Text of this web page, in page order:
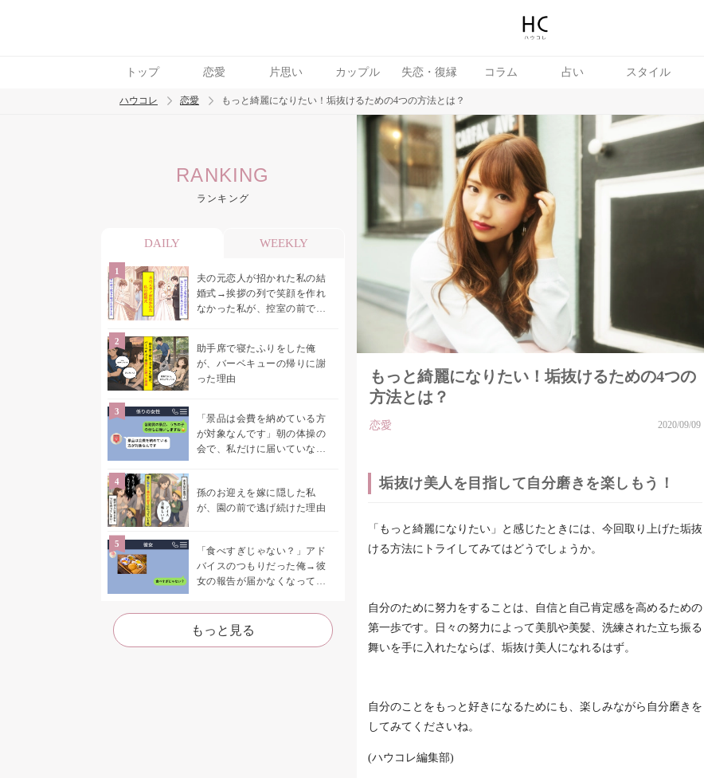
トップ 恋愛 片思い カップル 失恋・復縁 コラム 占い スタイル
トレンド ワード
ハウコレ 恋愛 もっと綺麗になりたい！垢抜けるための4つの方法とは？
RANKING
ランキング
DAILY WEEKLY
夫の元恋人が招かれた私の結
婚式→挨拶の列で笑顔を作れ
なかった私が、控室の前で彼
助手席で寝たふりをした俺
が、バーベキューの帰りに謝
った理由
「景品は会費を納めている方
が対象なんです」朝の体操の
会で、私だけに届いていなか
孫のお迎えを嫁に隠した私
が、園の前で逃げ続けた理由
「食べすぎじゃない？」アド
バイスのつもりだった俺→彼
女の報告が届かなくなって、
た
もっと見る
もっと綺麗になりたい！垢抜けるための4つの
方法とは？
恋愛 2020/09/09
垢抜け美人を目指して自分磨きを楽しもう！
「もっと綺麗になりたい」と感じたときには、今回取り上げた垢抜
ける方法にトライしてみてはどうでしょうか。
自分のために努力をすることは、自信と自己肯定感を高めるための
第一歩です。日々の努力によって美肌や美髪、洗練された立ち振る
舞いを手に入れたならば、垢抜け美人になれるはず。
自分のことをもっと好きになるためにも、楽しみながら自分磨きを
してみてくださいね。
(ハウコレ編集部)